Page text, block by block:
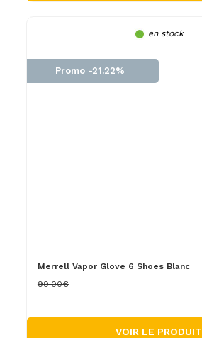
en stock
Promo -21.22%
Merrell Vapor Glove 6 Shoes Blanc
99.00€
VOIR LE PRODUIT